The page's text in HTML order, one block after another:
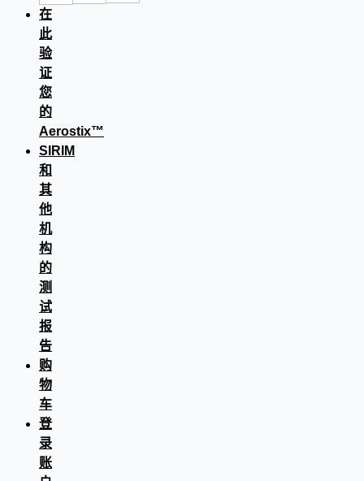
在
此
验
证
您
的
Aerostix™
SIRIM
和
其
他
机
构
的
测
试
报
告
购
物
车
登
录
账